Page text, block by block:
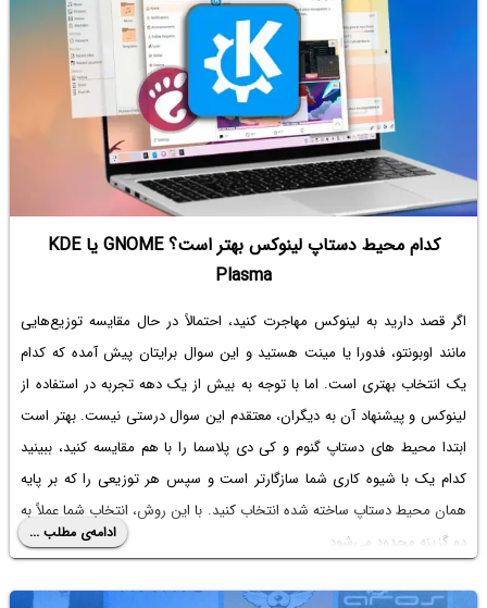
کدام محیط دستاپ لینوکس بهتر است؟ GNOME یا KDE
Plasma
اگر قصد دارید به لینوکس مهاجرت کنید، احتمالاً در حال مقایسه توزیع‌هایی
مانند اوبونتو، فدورا یا مینت هستید و این سوال برایتان پیش آمده که کدام
یک انتخاب بهتری است. اما با توجه به بیش از یک دهه تجربه در استفاده از
لینوکس و پیشنهاد آن به دیگران، معتقدم این سوال درستی نیست. بهتر است
ابتدا محیط های دستاپ گنوم و کی دی پلاسما را با هم مقایسه کنید، ببینید
کدام یک با شیوه کاری شما سازگارتر است و سپس هر توزیعی را که بر پایه
همان محیط دستاپ ساخته شده انتخاب کنید. با این روش، انتخاب شما عملاً به
دو گزینه محدود می‌شود.
ادامه‌ی مطلب ...